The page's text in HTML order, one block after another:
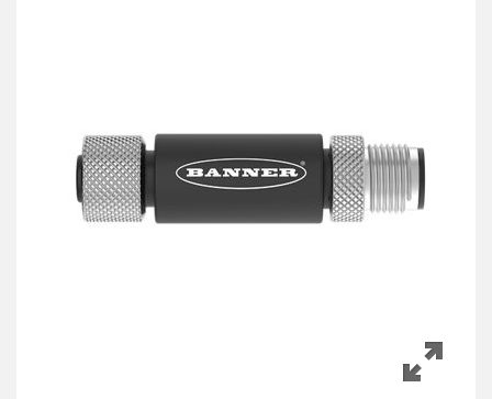
Cortinas de Medición
Tiempo de Vuelo
Leading Edge Detection
Machine Monitoring/Overall Equipment Effectiveness
Monitoreo de Condiciones: Mantenimiento Predictivo y